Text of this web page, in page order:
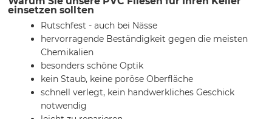
einsetzen sollten
Rutschfest - auch bei Nässe
hervorragende Beständigkeit gegen die meisten
Chemikalien
besonders schöne Optik
kein Staub, keine poröse Oberfläche
schnell verlegt, kein handwerkliches Geschick
notwendig